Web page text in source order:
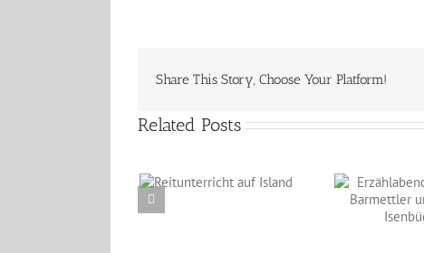
Share This Story, Choose Your Platform!
Related Posts